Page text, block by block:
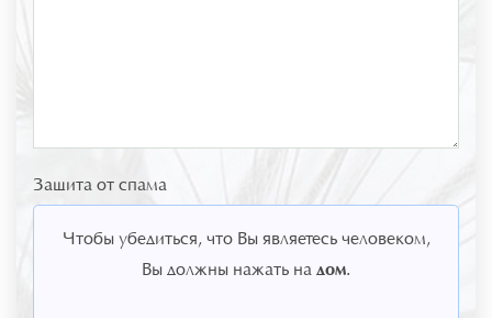
Защита от спама
Чтобы убедиться, что Вы являетесь человеком,
Вы должны нажать на дом.